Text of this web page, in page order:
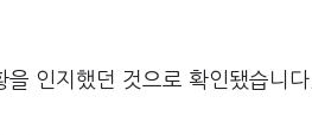
인지했던 것으로 확인됐습니다.